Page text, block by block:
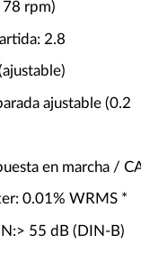
rpm)
2.8
ajustable (0.2
en marcha /
0.01% WRMS *
55 dB (DIN-B)